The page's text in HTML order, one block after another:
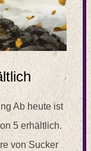
Ab heute ist
5 erhältlich.
von Sucker